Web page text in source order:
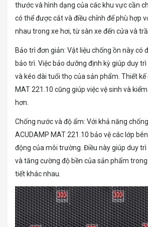
thước và hình dạng của các khu vực cần
có thể được cắt và điều chỉnh để phù hợp
nhau trong xe hơi, từ sàn xe đến cửa và
Bảo trì đơn giản: Vật liệu chống ồn này có
bảo trì. Việc bảo dưỡng định kỳ giúp duy
và kéo dài tuổi thọ của sản phẩm. Thiết kế
MAT 221.10 cũng giúp việc vệ sinh và
hơn.
Chống nước và độ ẩm: Với khả năng
ACUDAMP MAT 221.10 bảo vệ các lớp
động của môi trường. Điều này giúp duy trì
và tăng cường độ bền của sản phẩm
tiết khác nhau.